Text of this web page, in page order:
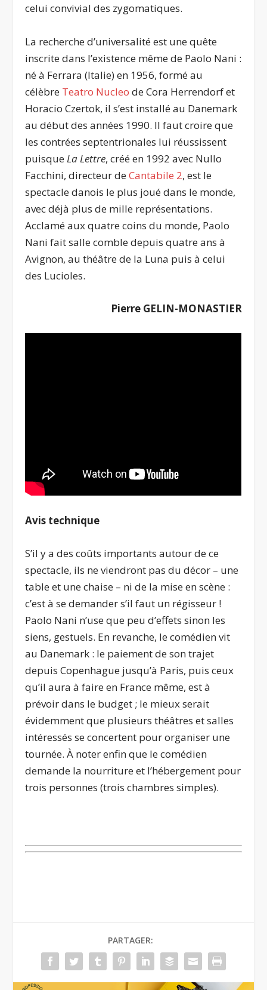
celui convivial des zygomatiques.
La recherche d’universalité est une quête
inscrite dans l’existence même de Paolo Nani :
né à Ferrara (Italie) en 1956, formé au
célèbre Teatro Nucleo de Cora Herrendorf et
Horacio Czertok, il s’est installé au Danemark
au début des années 1990. Il faut croire que
les contrées septentrionales lui réussissent
puisque La Lettre, créé en 1992 avec Nullo
Facchini, directeur deCantabile 2, est le
spectacle danois le plus joué dans le monde,
avec déjà plus de mille représentations.
Acclamé aux quatre coins du monde, Paolo
Nani fait salle comble depuis quatre ans à
Avignon, au théâtre de la Luna puis à celui
des Lucioles.
Pierre GELIN-MONASTIER
Avis technique
S’il y a des coûts importants autour de ce
spectacle, ils ne viendront pas du décor – une
table et une chaise – ni de la mise en scène :
c’est à se demander s’il faut un régisseur !
Paolo Nani n’use que peu d’effets sinon les
siens, gestuels. En revanche, le comédien vit
au Danemark : le paiement de son trajet
depuis Copenhague jusqu’à Paris, puis ceux
qu’il aura à faire en France même, est à
prévoir dans le budget ; le mieux serait
évidemment que plusieurs théâtres et salles
intéressés se concertent pour organiser une
tournée. À noter enfin que le comédien
demande la nourriture et l’hébergement pour
trois personnes (trois chambres simples).
PARTAGER: